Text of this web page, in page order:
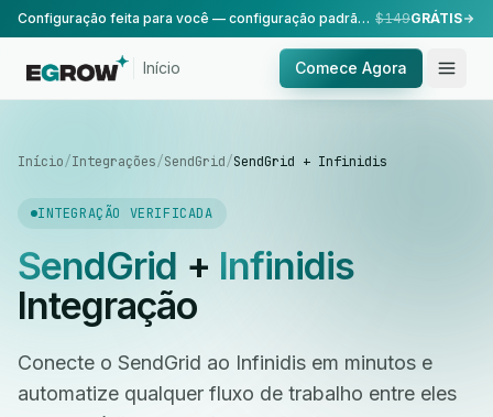
Configuração feita para você — configuração padrão, realizada pela nossa equipe. $149GRÁTIS
Início Comece Agora
Início/Integrações/SendGrid/SendGrid + Infinidis
INTEGRAÇÃO VERIFICADA
SendGrid + Infinidis
Integração
Conecte o SendGrid ao Infinidis em minutos e
automatize qualquer fluxo de trabalho entre eles